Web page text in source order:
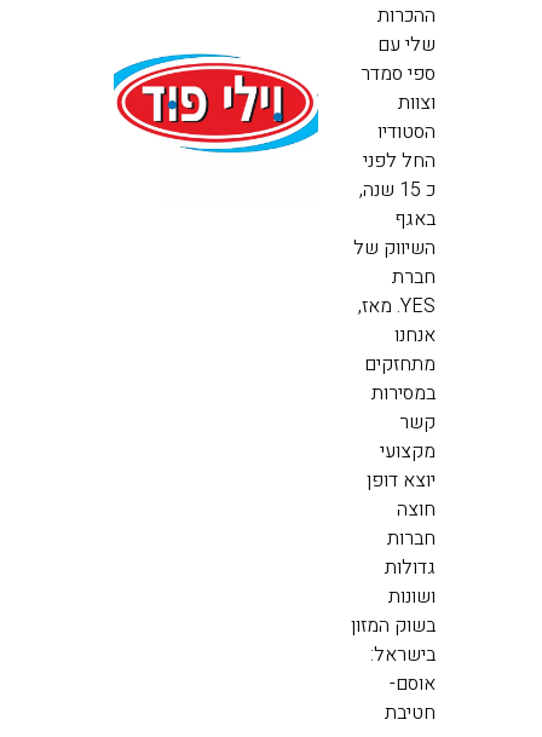
ההכרות
שלי עם
ספי סמדר
וצוות
הסטודיו
החל לפני
כ 15 שנה,
באגף
השיווק של
חברת
YES. מאז,
אנחנו
מתחזקים
במסירות
קשר
מקצועי
יוצא דופן
חוצה
חברות
גדולות
ושונות
בשוק המזון
בישראל:
אוסם-
חטיבת